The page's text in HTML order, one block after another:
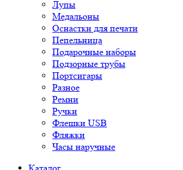
Лупы
Медальоны
Оснастки для печати
Пепельница
Подарочные наборы
Подзорные трубы
Портсигары
Разное
Ремни
Ручки
Флешки USB
Фляжки
Часы наручные